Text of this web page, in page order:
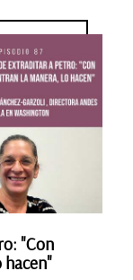
"Con